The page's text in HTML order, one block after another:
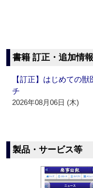
書籍 訂正・追加情報
【訂正】はじめての
チ
2026年08月06日 (木)
製品・サービス等